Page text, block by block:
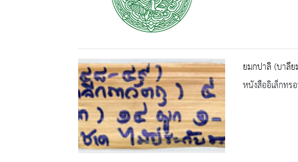
ยมกปาลิ (บาลี
หนังสืออิเล็กทร